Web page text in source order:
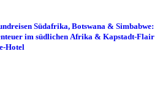
Südafrika, Botswana & Simbabwe:
im südlichen Afrika & Kapstadt-Flair
Hotel